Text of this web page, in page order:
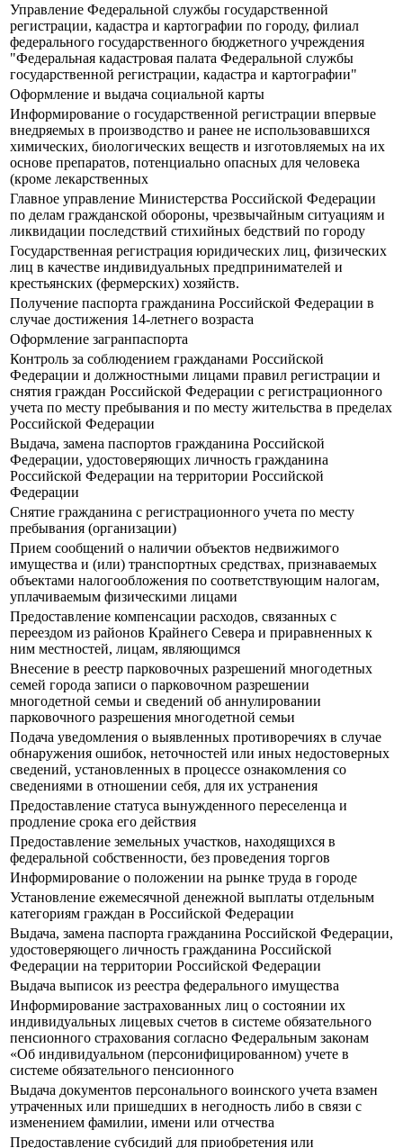
Управление Федеральной службы государственной
регистрации, кадастра и картографии по городу, филиал
федерального государственного бюджетного учреждения
"Федеральная кадастровая палата Федеральной службы
государственной регистрации, кадастра и картографии"
Оформление и выдача социальной карты
Информирование о государственной регистрации впервые
внедряемых в производство и ранее не использовавшихся
химических, биологических веществ и изготовляемых на их
основе препаратов, потенциально опасных для человека
(кроме лекарственных
Главное управление Министерства Российской Федерации
по делам гражданской обороны, чрезвычайным ситуациям и
ликвидации последствий стихийных бедствий по городу
Государственная регистрация юридических лиц, физических
лиц в качестве индивидуальных предпринимателей и
крестьянских (фермерских) хозяйств.
Получение паспорта гражданина Российской Федерации в
случае достижения 14-летнего возраста
Оформление загранпаспорта
Контроль за соблюдением гражданами Российской
Федерации и должностными лицами правил регистрации и
снятия граждан Российской Федерации с регистрационного
учета по месту пребывания и по месту жительства в пределах
Российской Федерации
Выдача, замена паспортов гражданина Российской
Федерации, удостоверяющих личность гражданина
Российской Федерации на территории Российской
Федерации
Снятие гражданина с регистрационного учета по месту
пребывания (организации)
Прием сообщений о наличии объектов недвижимого
имущества и (или) транспортных средствах, признаваемых
объектами налогообложения по соответствующим налогам,
уплачиваемым физическими лицами
Предоставление компенсации расходов, связанных с
переездом из районов Крайнего Севера и приравненных к
ним местностей, лицам, являющимся
Внесение в реестр парковочных разрешений многодетных
семей города записи о парковочном разрешении
многодетной семьи и сведений об аннулировании
парковочного разрешения многодетной семьи
Подача уведомления о выявленных противоречиях в случае
обнаружения ошибок, неточностей или иных недостоверных
сведений, установленных в процессе ознакомления со
сведениями в отношении себя, для их устранения
Предоставление статуса вынужденного переселенца и
продление срока его действия
Предоставление земельных участков, находящихся в
федеральной собственности, без проведения торгов
Информирование о положении на рынке труда в городе
Установление ежемесячной денежной выплаты отдельным
категориям граждан в Российской Федерации
Выдача, замена паспорта гражданина Российской Федерации,
удостоверяющего личность гражданина Российской
Федерации на территории Российской Федерации
Выдача выписок из реестра федерального имущества
Информирование застрахованных лиц о состоянии их
индивидуальных лицевых счетов в системе обязательного
пенсионного страхования согласно Федеральным законам
«Об индивидуальном (персонифицированном) учете в
системе обязательного пенсионного
Выдача документов персонального воинского учета взамен
утраченных или пришедших в негодность либо в связи с
изменением фамилии, имени или отчества
Предоставление субсидий для приобретения или